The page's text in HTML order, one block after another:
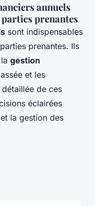
annuels
prenantes
sont indispensables
prenantes. Ils
gestion
et les
de ces
éclairées
la gestion des